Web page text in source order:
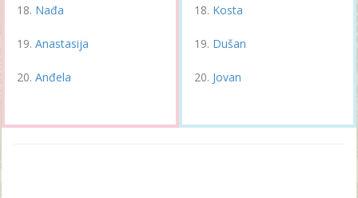
Nađa
Anastasija
Anđela
Kosta
Dušan
Jovan